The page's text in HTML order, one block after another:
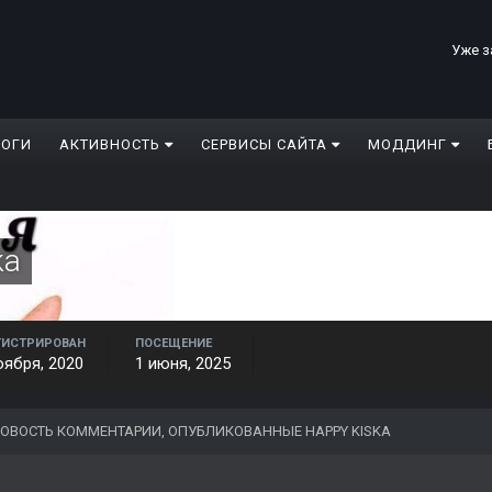
Уже
АКТИВНОСТЬ СЕРВИСЫ САЙТА МОДДИНГ
2020
ПОСЕЩЕНИЕ
1 июня, 2025
КОММЕНТАРИИ, ОПУБЛИКОВАННЫЕ HAPPY KISKA